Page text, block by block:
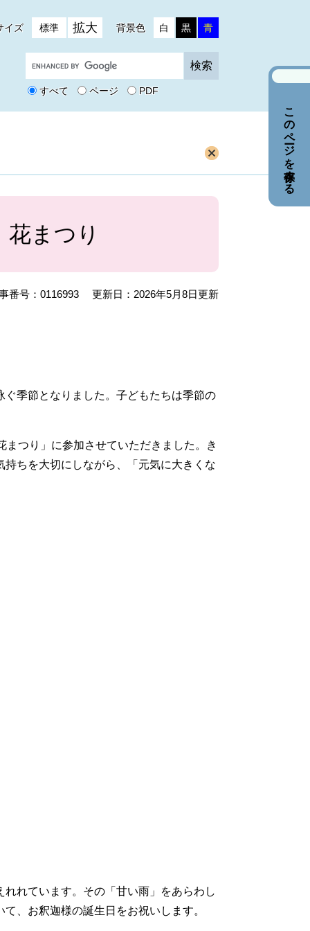
イズ 標準 拡大 背景色 白 黒 青
o
タ
すべて ページ PDF
まつり
番号：0116993 更新日：2026年5月8日更新
季節となりました。子どもたちは季節の
つり」に参加させていただきました。き
ちを大切にしながら、「元気に大きくな
れています。その「甘い雨」をあらわし
、お釈迦様の誕生日をお祝いします。
このページを保存する